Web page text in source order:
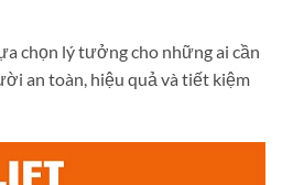
chọn lý tưởng cho những ai cần
an toàn, hiệu quả và tiết kiệm